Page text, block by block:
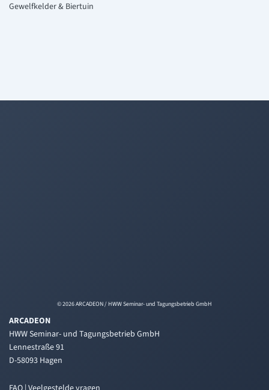
Gewelfkelder & Biertuin
© 2026 ARCADEON / HWW Seminar- und Tagungsbetrieb GmbH
ARCADEON
HWW Seminar- und Tagungsbetrieb GmbH
Lennestraße 91
D-58093 Hagen